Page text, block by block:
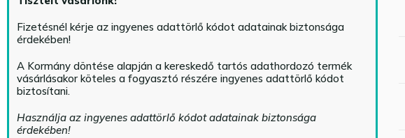
Fizetésnél kérje az ingyenes adattörlő kódot adatainak biztonsága
érdekében!
A Kormány döntése alapján a kereskedő tartós adathordozó termék
vásárlásakor köteles a fogyasztó részére ingyenes adattörlő kódot
biztosítani.
Használja az ingyenes adattörlő kódot adatainak biztonsága
érdekében!